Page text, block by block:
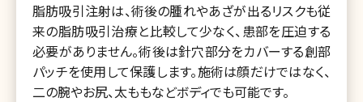
脂肪吸引注射は、術後の腫れやあざが出るリスクも従
来の脂肪吸引治療と比較して少なく、患部を圧迫する
必要がありません。術後は針穴部分をカバーする創部
パッチを使用して保護します。施術は顔だけではなく、
二の腕やお尻、太ももなどボディでも可能です。